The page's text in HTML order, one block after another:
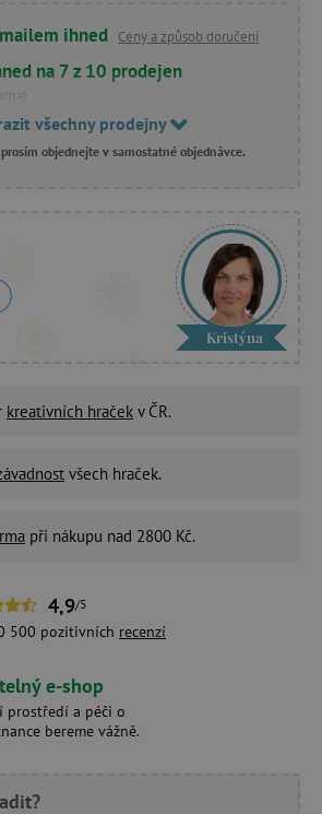
ihned Ceny a způsob doručení
na 7 z 10 prodejen
všechny prodejny
objednejte v samostatné objednávce.
Kristýna
kreativních hraček v ČR.
všech hraček.
při nákupu nad 2800 Kč.
4,9/5
500 pozitivních recenzí
e-shop
prostředí a péči o
bereme vážně.